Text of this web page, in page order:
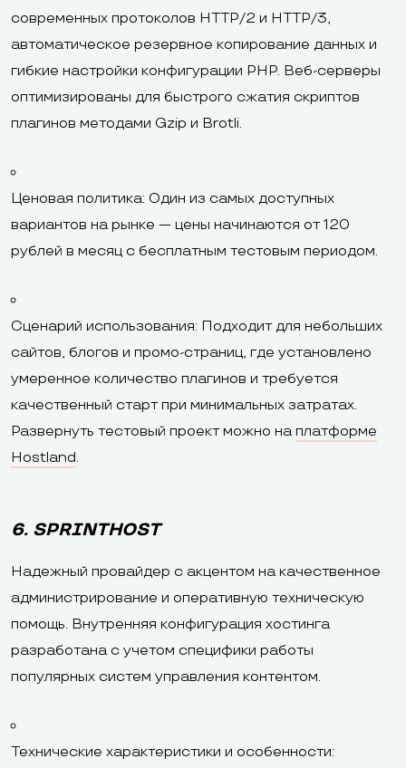
современных протоколов HTTP/2 и HTTP/3,
автоматическое резервное копирование данных и
гибкие настройки конфигурации PHP. Веб-серверы
оптимизированы для быстрого сжатия скриптов
плагинов методами Gzip и Brotli.
Ценовая политика: Один из самых доступных
вариантов на рынке — цены начинаются от 120
рублей в месяц с бесплатным тестовым периодом.
Сценарий использования: Подходит для небольших
сайтов, блогов и промо-страниц, где установлено
умеренное количество плагинов и требуется
качественный старт при минимальных затратах.
Развернуть тестовый проект можно наплатформе
Hostland.
6. SPRINTHOST
Надежный провайдер с акцентом на качественное
администрирование и оперативную техническую
помощь. Внутренняя конфигурация хостинга
разработана с учетом специфики работы
популярных систем управления контентом.
Технические характеристики и особенности: